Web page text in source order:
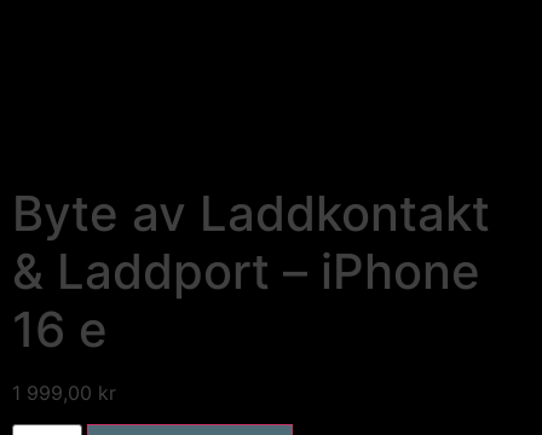
Byte av Laddkontakt
& Laddport – iPhone
16 e
1 999,00 kr